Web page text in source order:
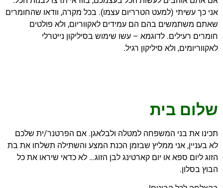
אני כך עשיתי (למעט הטרריום עצמו). בכל מקרה, וודאו שהחומרים
שאתם משתמשים בהם הם עמידים לאקווריום, ולא פולטים
חומרים רעילים. לדוגמא – עשו שימוש בסיליקון נייטרלי
לאקווריומים, ולא סיליקון רגיל.
שלום בית
תכינו את בני המשפחה למטלה ולבלאגן. אם הפרטנר/ית שלכם
לא בעניין, אני ממליץ שבזמן הכנת המצע והשתילה תשלחו את בת
הזוג ליום ספא או יום קארטינג לבן הזוג… לא כדאי שיראו את כל
הבוץ בסלון.